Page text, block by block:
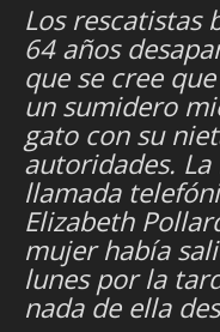
Los rescatistas
64 años
que se cree
un sumidero
gato con su
autoridades.
llamada
Elizabeth
mujer había
lunes por la
nada de ella